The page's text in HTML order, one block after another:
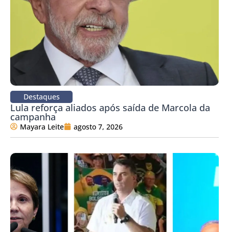
Destaques
Lula reforça aliados após saída de Marcola da
campanha
Mayara Leite agosto 7, 2026